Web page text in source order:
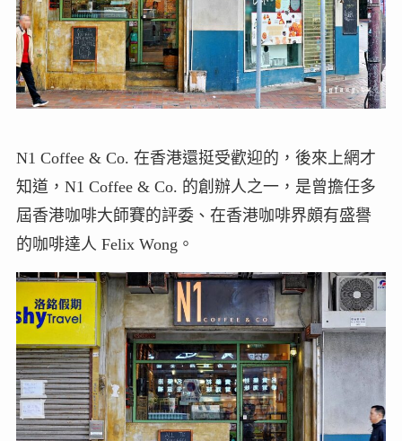
N1 Coffee & Co. 在香港還挺受歡迎的，後來上網才
知道，N1 Coffee & Co. 的創辦人之一，是曾擔任多
屆香港咖啡大師賽的評委、在香港咖啡界頗有盛譽
的咖啡達人 Felix Wong。